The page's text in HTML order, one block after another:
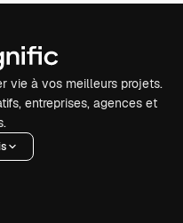
vie à vos meilleurs projets.
entreprises, agences et